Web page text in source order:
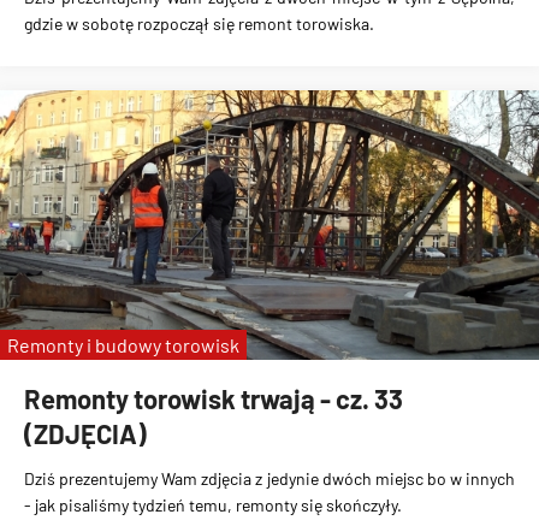
gdzie w sobotę rozpoczął się remont torowiska.
Remonty torowisk trwają - cz. 33
(ZDJĘCIA)
Dziś prezentujemy Wam zdjęcia z jedynie dwóch miejsc bo w innych
- jak pisaliśmy tydzień temu, remonty się skończyły.
Remonty i budowy torowisk